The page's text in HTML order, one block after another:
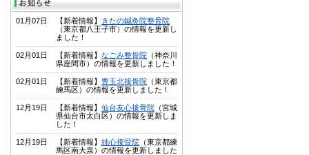
01月07日 【新着情報】
きたの鍼灸院整骨院
（東京都八王子市）の情報を更新し
ました！
02月01日 【新着情報】 なごみ整骨院 （神奈川
県座間市）の情報を更新しました！
02月01日 【新着情報】 豊玉北接骨院 （東京都
練馬区）の情報を更新しました！
12月19日 【新着情報】 仙台友心接骨院 （宮城
県仙台市太白区）の情報を更新しま
した！
12月19日 【新着情報】 純心接骨院 （東京都練
馬区南大泉）の情報を更新しました